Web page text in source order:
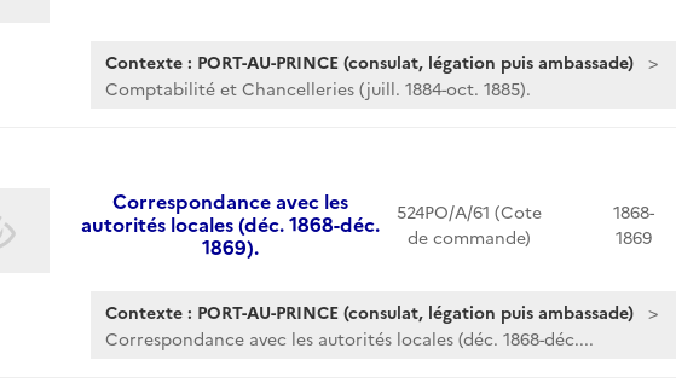
Contexte : PORT-AU-PRINCE (consulat, légation puis ambassade)
Comptabilité et Chancelleries (juill. 1884-oct. 1885).
Correspondance avec les
autorités locales (déc. 1868-déc.
1869).
524PO/A/61 (Cote
de commande)
1868-
1869
Contexte : PORT-AU-PRINCE (consulat, légation puis ambassade)
Correspondance avec les autorités locales (déc. 1868-déc....